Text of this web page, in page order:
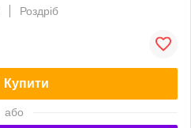
Роздріб
Купити
або